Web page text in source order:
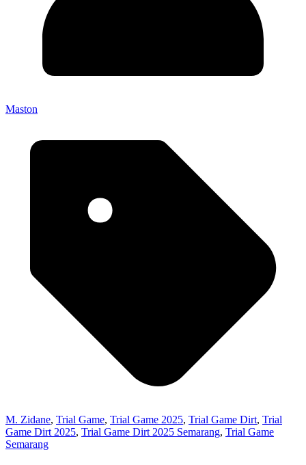
Maston
M. Zidane, Trial Game, Trial Game 2025, Trial Game Dirt, Trial
Game Dirt 2025, Trial Game Dirt 2025 Semarang, Trial Game
Semarang